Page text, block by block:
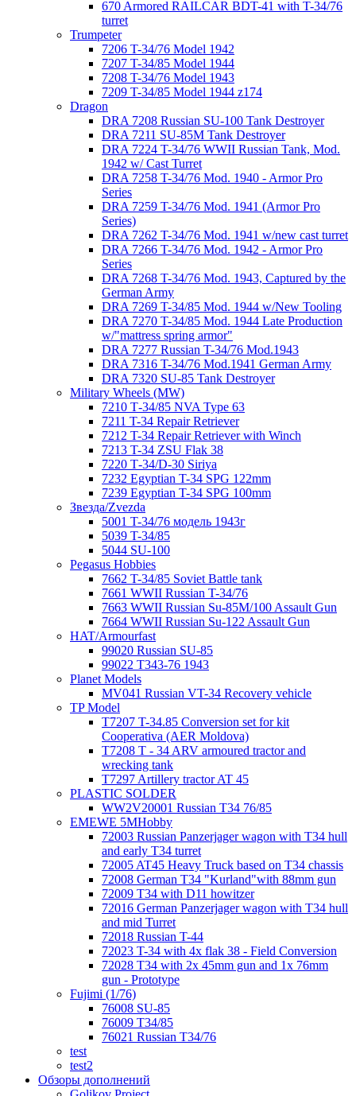
670 Armored RAILCAR BDT-41 with T-34/76
turret
Trumpeter
7206 T-34/76 Model 1942
7207 T-34/85 Model 1944
7208 T-34/76 Model 1943
7209 T-34/85 Model 1944 z174
Dragon
DRA 7208 Russian SU-100 Tank Destroyer
DRA 7211 SU-85M Tank Destroyer
DRA 7224 T-34/76 WWII Russian Tank, Mod.
1942 w/ Cast Turret
DRA 7258 T-34/76 Mod. 1940 - Armor Pro
Series
DRA 7259 T-34/76 Mod. 1941 (Armor Pro
Series)
DRA 7262 T-34/76 Mod. 1941 w/new cast turret
DRA 7266 T-34/76 Mod. 1942 - Armor Pro
Series
DRA 7268 T-34/76 Mod. 1943, Captured by the
German Army
DRA 7269 T-34/85 Mod. 1944 w/New Tooling
DRA 7270 T-34/85 Mod. 1944 Late Production
w/"mattress spring armor"
DRA 7277 Russian T-34/76 Mod.1943
DRA 7316 T-34/76 Mod.1941 German Army
DRA 7320 SU-85 Tank Destroyer
Military Wheels (MW)
7210 Т-34/85 NVA Type 63
7211 T-34 Repair Retriever
7212 T-34 Repair Retriever with Winch
7213 T-34 ZSU Flak 38
7220 Т-34/D-30 Siriya
7232 Egyptian T-34 SPG 122mm
7239 Egyptian T-34 SPG 100mm
Звезда/Zvezda
5001 T-34/76 модель 1943г
5039 T-34/85
5044 SU-100
Pegasus Hobbies
7662 T-34/85 Soviet Battle tank
7661 WWII Russian T-34/76
7663 WWII Russian Su-85M/100 Assault Gun
7664 WWII Russian Su-122 Assault Gun
HAT/Armourfast
99020 Russian SU-85
99022 T343-76 1943
Planet Models
MV041 Russian VT-34 Recovery vehicle
TP Model
T7207 T-34.85 Conversion set for kit
Cooperativa (AER Moldova)
T7208 T - 34 ARV armoured tractor and
wrecking tank
T7297 Artillery tractor AT 45
PLASTIC SOLDER
WW2V20001 Russian T34 76/85
EMEWE 5MHobby
72003 Russian Panzerjager wagon with T34 hull
and early T34 turret
72005 AT45 Heavy Truck based on T34 chassis
72008 German T34 "Kurland"with 88mm gun
72009 T34 with D11 howitzer
72016 German Panzerjager wagon with T34 hull
and mid Turret
72018 Russian T-44
72023 T-34 with 4x flak 38 - Field Conversion
72028 T34 with 2x 45mm gun and 1x 76mm
gun - Prototype
Fujimi (1/76)
76008 SU-85
76009 T34/85
76021 Russian T34/76
test
test2
Обзоры дополнений